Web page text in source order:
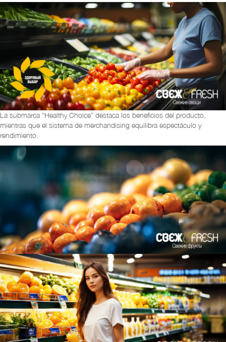
La submarca “Healthy Choice” destaca los beneficios del producto,
mientras que el sistema de merchandising equilibra espectáculo y
rendimiento.